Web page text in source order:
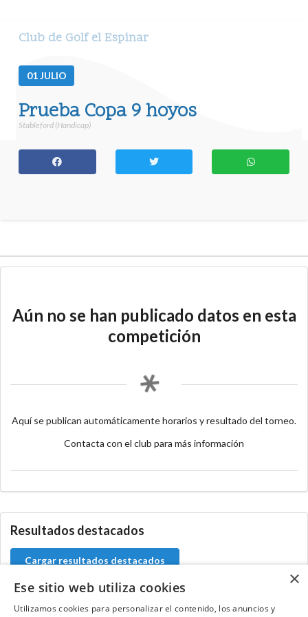
Club de Golf el Espinar
01JULIO
Prueba Copa 9 hoyos
Stableford (Handicap)
Aún no se han publicado datos en esta
competición
Aquí se publican automáticamente horarios y resultado del torneo.
Contacta con el club para más información
Resultados destacados
Cargar resultados destacados
×
Ese sitio web utiliza cookies
Utilizamos cookies para personalizar el contenido, los anuncios y